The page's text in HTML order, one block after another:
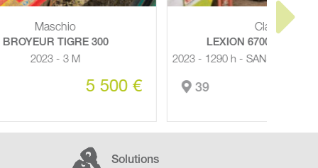
LEXION 6700 TRADITION
2023 - 1290 h - SANS COUPE M - 408 ch
39 245 000 €
Solutions